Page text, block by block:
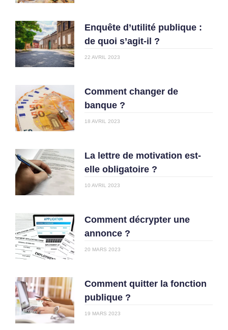
Enquête d’utilité publique :
de quoi s’agit-il ?
22 AVRIL 2023
Comment changer de
banque ?
18 AVRIL 2023
La lettre de motivation est-
elle obligatoire ?
10 AVRIL 2023
Comment décrypter une
annonce ?
20 MARS 2023
Comment quitter la fonction
publique ?
19 MARS 2023